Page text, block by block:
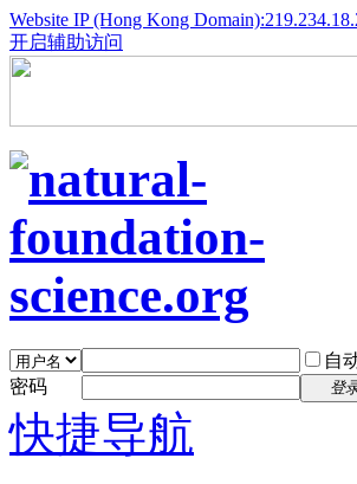
Website IP (Hong Kong
开启辅助访问
自
密码
登
快捷导航